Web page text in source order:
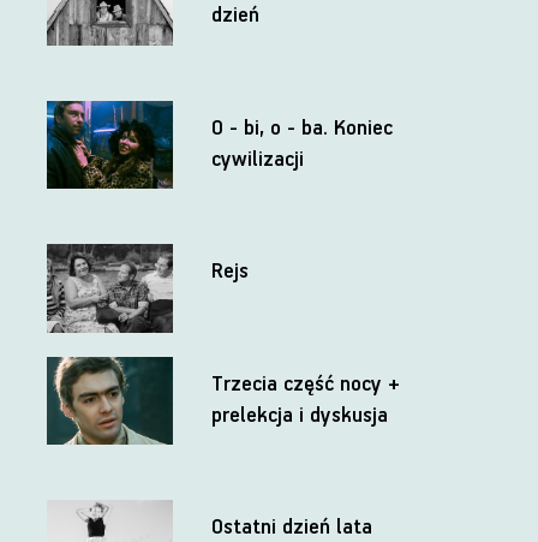
dzień
O - bi, o - ba. Koniec
cywilizacji
Rejs
Trzecia część nocy +
prelekcja i dyskusja
Ostatni dzień lata